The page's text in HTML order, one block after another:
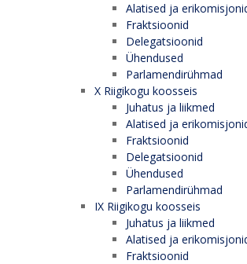
Alatised ja
Fraktsioonid
Delegatsioonid
Ühendused
Parlamendirühmad
X Riigikogu koosseis
Juhatus ja liikmed
Alatised ja
Fraktsioonid
Delegatsioonid
Ühendused
Parlamendirühmad
IX Riigikogu koosseis
Juhatus ja liikmed
Alatised ja
Fraktsioonid